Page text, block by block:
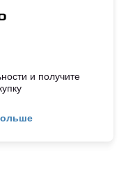
и получите